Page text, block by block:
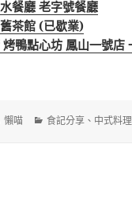
餐廳 老字號餐廳
茶館 (已歇業)
鴨點心坊 鳳山一號店
作
懶喵
分
食記分享 、 中式料理